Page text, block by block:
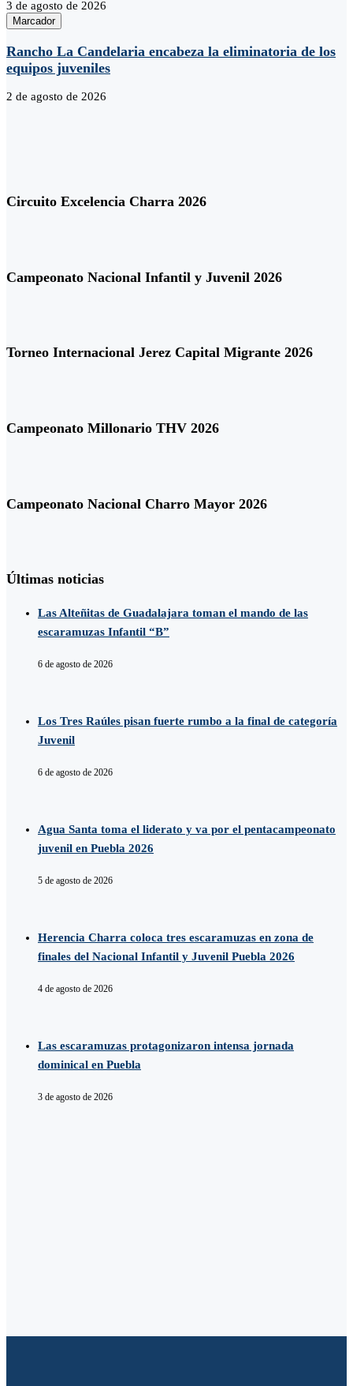
3 de agosto de 2026
Marcador
Rancho La Candelaria encabeza la eliminatoria de los
equipos juveniles
2 de agosto de 2026
Circuito Excelencia Charra 2026
Campeonato Nacional Infantil y Juvenil 2026
Torneo Internacional Jerez Capital Migrante 2026
Campeonato Millonario THV 2026
Campeonato Nacional Charro Mayor 2026
Últimas noticias
Las Alteñitas de Guadalajara toman el mando de las
escaramuzas Infantil “B”
6 de agosto de 2026
Los Tres Raúles pisan fuerte rumbo a la final de categoría
Juvenil
6 de agosto de 2026
Agua Santa toma el liderato y va por el pentacampeonato
juvenil en Puebla 2026
5 de agosto de 2026
Herencia Charra coloca tres escaramuzas en zona de
finales del Nacional Infantil y Juvenil Puebla 2026
4 de agosto de 2026
Las escaramuzas protagonizaron intensa jornada
dominical en Puebla
3 de agosto de 2026